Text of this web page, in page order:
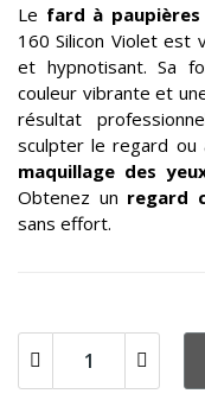
Le fard à paupières
160 Silicon Violet est
et hypnotisant. Sa
couleur vibrante et
résultat
sculpter le regard ou
maquillage des
Obtenez un regard
sans effort.